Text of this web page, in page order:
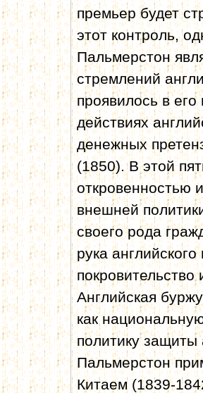
премьер будет
этот контроль,
Пальмерстон
стремлений
проявилось в
действиях
денежных
(1850). В этой
откровенностью
внешней
своего рода
рука
Английская
как
политику защиты
Пальмерстон
Китаем (1839-